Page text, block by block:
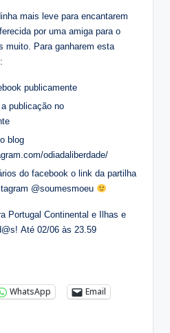
mais leve para encantarem
por uma amiga para o
muito. Para ganharem esta
publicamente
publicação no
blog
odiadaliberdade/
do facebook o link da partilha
@soumesmoeu
Portugal Continental e Ilhas e
Até 02/06 às 23.59
WhatsApp Email